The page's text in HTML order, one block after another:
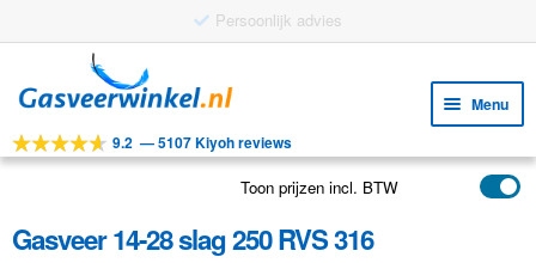
Persoonlijk advies
door
navigatie
naar
inhoud
Menu
Tools
Toepassingen
9.2 —5107 Kiyoh reviews
Toon prijzen incl. BTW
Gasveer 14-28 slag 250 RVS 316